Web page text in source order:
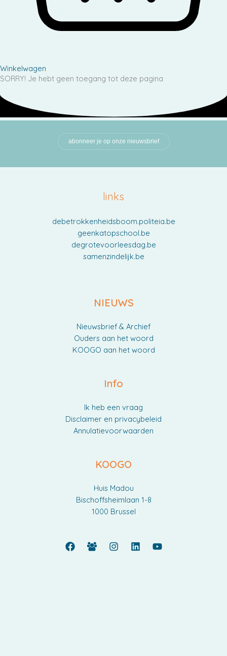
Winkelwagen
SORRY! Je hebt geen toegang tot deze pagina
abonneer je op onze nieuwsbrief
links
debetrokkenheidsboom.politeia.be
geenkatopschool.be
degrotevoorleesdag.be
samenzindelijk.be
NIEUWS
Nieuwsbrief & Archief
Ouders aan het woord
KOOGO aan het woord
Info
Ik heb een vraag
Disclaimer en privacybeleid
Annulatievoorwaarden
KOOGO
Huis Madou
Bischoffsheimlaan 1-8
1000 Brussel